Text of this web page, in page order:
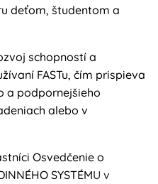
deťom, študentom a
schopností a
FASTu, čím prispieva
a podpornejšieho
alebo v
Osvedčenie o
SYSTÉMU v